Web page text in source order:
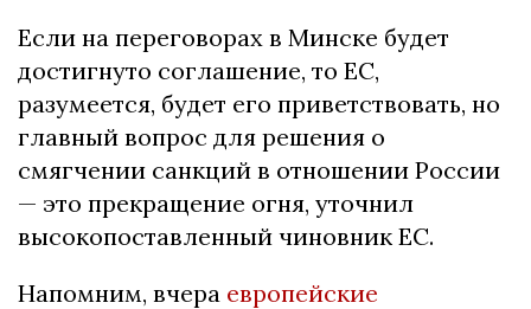
Если на переговорах в Минске будет
достигнуто соглашение, то ЕС,
разумеется, будет его приветствовать, но
главный вопрос для решения о
смягчении санкций в отношении России
— это прекращение огня, уточнил
высокопоставленный чиновник ЕС.
Напомним, вчера европейские